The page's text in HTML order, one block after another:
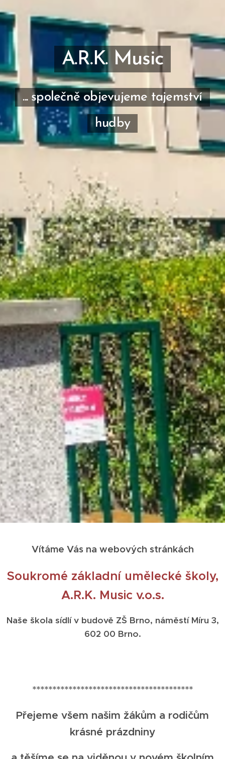
A.R.K. Music
... společně objevujeme tajemství
hudby
Vítáme Vás na webových stránkách
Soukromé základní umělecké školy,
A.R.K. Music v.o.s.
Naše škola sídlí v budově ZŠ Brno, náměstí Míru 3,
602 00 Brno.
****************************************
Přejeme všem našim žákům a rodičům
krásné prázdniny